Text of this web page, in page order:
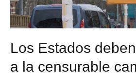
Los Estados
a la censurable